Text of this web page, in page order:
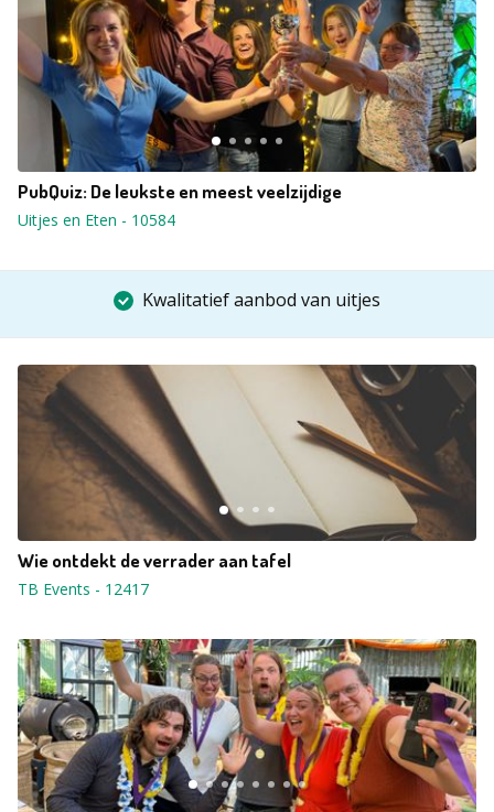
PubQuiz: De leukste en meest veelzijdige
Uitjes en Eten - 10584
Kwalitatief aanbod van uitjes
Wie ontdekt de verrader aan tafel
TB Events - 12417